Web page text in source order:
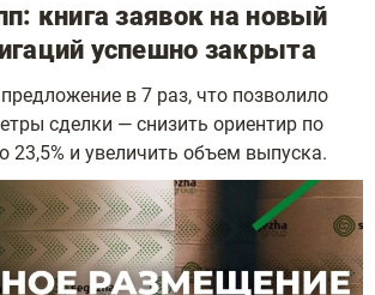
книга заявок на новый
успешно закрыта
в 7 раз, что позволило
сделки — снизить ориентир по
23,5% и увеличить объем выпуска.